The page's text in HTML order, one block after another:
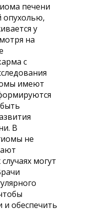
печени
опухолью,
у
на
с
имеют
В
не
могут
обеспечить